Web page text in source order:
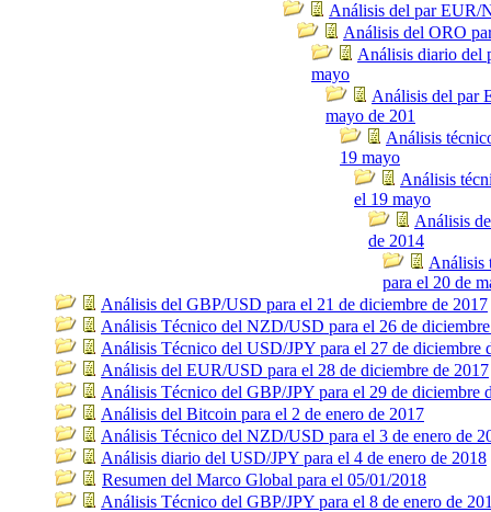
Análisis del par EUR/
Análisis del ORO
Análisis diario del
mayo
Análisis del par
mayo de 201
Análisis
19 mayo
Análisis
el 19 mayo
Análisis
de 2014
Análisis
para el 20 de
Análisis del GBP/USD para el 21 de diciembre de 2017
Análisis Técnico del NZD/USD para el 26 de
Análisis Técnico del USD/JPY para el 27 de diciembre
Análisis del EUR/USD para el 28 de diciembre de 2017
Análisis Técnico del GBP/JPY para el 29 de diciembre
Análisis del Bitcoin para el 2 de enero de 2017
Análisis Técnico del NZD/USD para el 3 de enero de
Análisis diario del USD/JPY para el 4 de enero de 2018
Resumen del Marco Global para el 05/01/2018
Análisis Técnico del GBP/JPY para el 8 de enero de